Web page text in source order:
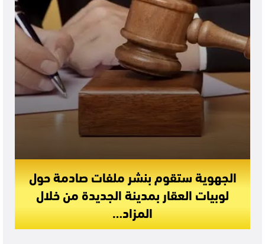
الجهوية ستقوم بنشر ملفات صادمة حول
لوبيات العقار بمدينة الجديدة من خلال
المزاد…